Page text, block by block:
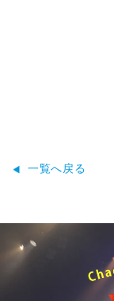
一覧へ戻る